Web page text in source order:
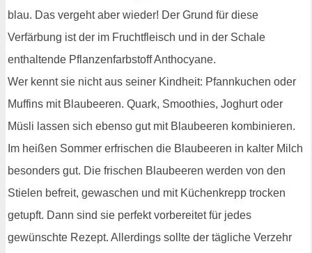
blau. Das vergeht aber wieder! Der Grund für diese
Verfärbung ist der im Fruchtfleisch und in der Schale
enthaltende Pflanzenfarbstoff Anthocyane.
Wer kennt sie nicht aus seiner Kindheit: Pfannkuchen oder
Muffins mit Blaubeeren. Quark, Smoothies, Joghurt oder
Müsli lassen sich ebenso gut mit Blaubeeren kombinieren.
Im heißen Sommer erfrischen die Blaubeeren in kalter Milch
besonders gut. Die frischen Blaubeeren werden von den
Stielen befreit, gewaschen und mit Küchenkrepp trocken
getupft. Dann sind sie perfekt vorbereitet für jedes
gewünschte Rezept. Allerdings sollte der tägliche Verzehr